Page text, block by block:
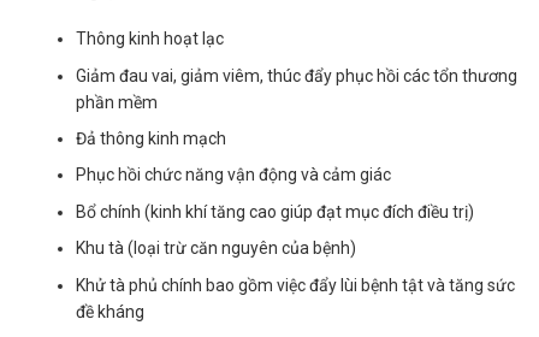
Thông kinh hoạt lạc
Giảm đau vai, giảm viêm, thúc đẩy phục hồi các tổn thương
phần mềm
Đả thông kinh mạch
Phục hồi chức năng vận động và cảm giác
Bổ chính (kinh khí tăng cao giúp đạt mục đích điều trị)
Khu tà (loại trừ căn nguyên của bệnh)
Khử tà phủ chính bao gồm việc đẩy lùi bệnh tật và tăng sức
đề kháng